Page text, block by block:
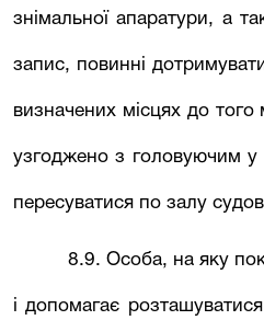
знімальної апаратури, а
запис, повинні
визначених місцях до
узгоджено з головуючим
пересуватися по залу
8.9. Особа, на яку
і допомагає